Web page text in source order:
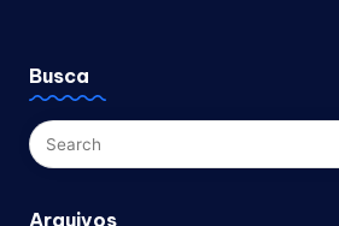
Busca
Arquivos